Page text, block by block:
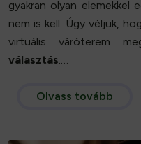
gyakran olyan elemekkel
nem is kell. Úgy véljük,
virtuális váróterem
választás.…
Olvass tovább